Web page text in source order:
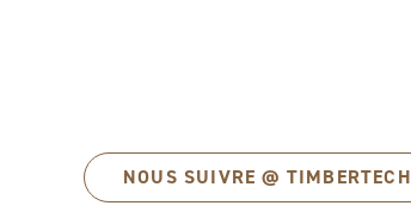
NOUS SUIVRE @ TIMBERTECH